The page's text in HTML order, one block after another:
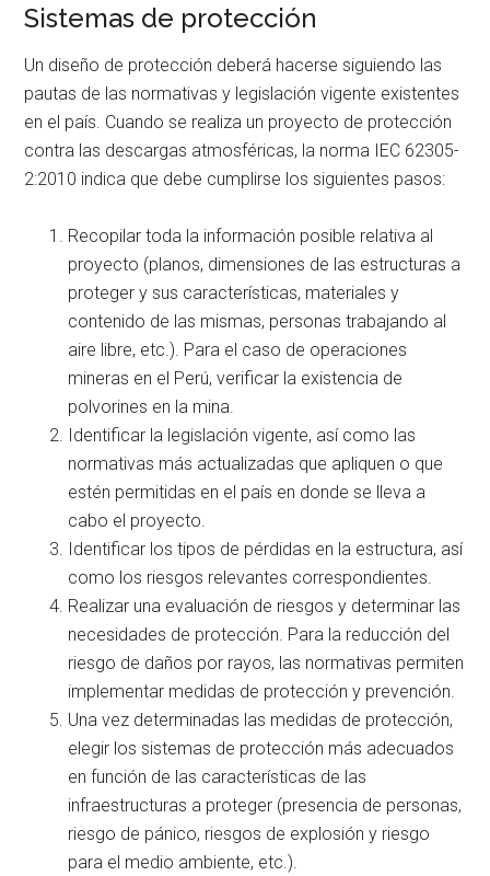
Sistemas de protección
Un diseño de protección deberá hacerse siguiendo las
pautas de las normativas y legislación vigente existentes
en el país. Cuando se realiza un proyecto de protección
contra las descargas atmosféricas, la norma IEC 62305-
2:2010 indica que debe cumplirse los siguientes pasos:
Recopilar toda la información posible relativa al
proyecto (planos, dimensiones de las estructuras a
proteger y sus características, materiales y
contenido de las mismas, personas trabajando al
aire libre, etc.). Para el caso de operaciones
mineras en el Perú, verificar la existencia de
polvorines en la mina.
Identificar la legislación vigente, así como las
normativas más actualizadas que apliquen o que
estén permitidas en el país en donde se lleva a
cabo el proyecto.
Identificar los tipos de pérdidas en la estructura, así
como los riesgos relevantes correspondientes.
Realizar una evaluación de riesgos y determinar las
necesidades de protección. Para la reducción del
riesgo de daños por rayos, las normativas permiten
implementar medidas de protección y prevención.
Una vez determinadas las medidas de protección,
elegir los sistemas de protección más adecuados
en función de las características de las
infraestructuras a proteger (presencia de personas,
riesgo de pánico, riesgos de explosión y riesgo
para el medio ambiente, etc.).